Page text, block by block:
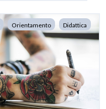
Orientamento Didattica